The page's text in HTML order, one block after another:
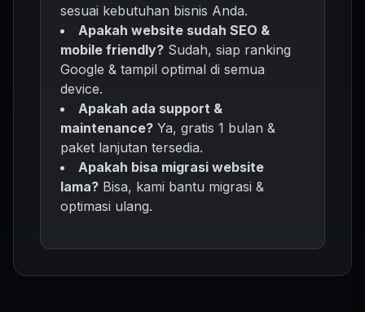
sesuai kebutuhan bisnis Anda.
Apakah website sudah SEO &
mobile friendly? Sudah, siap ranking
Google & tampil optimal di semua
device.
Apakah ada support &
maintenance? Ya, gratis 1 bulan &
paket lanjutan tersedia.
Apakah bisa migrasi website
lama? Bisa, kami bantu migrasi &
optimasi ulang.